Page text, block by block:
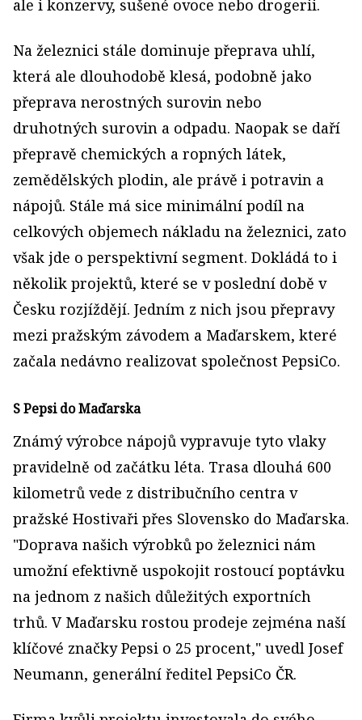
ale i konzervy, sušené ovoce nebo drogerii.
Na železnici stále dominuje přeprava uhlí,
která ale dlouhodobě klesá, podobně jako
přeprava nerostných surovin nebo
druhotných surovin a odpadu. Naopak se daří
přepravě chemických a ropných látek,
zemědělských plodin, ale právě i potravin a
nápojů. Stále má sice minimální podíl na
celkových objemech nákladu na železnici, zato
však jde o perspektivní segment. Dokládá to i
několik projektů, které se v poslední době v
Česku rozjíždějí. Jedním z nich jsou přepravy
mezi pražským závodem a Maďarskem, které
začala nedávno realizovat společnost PepsiCo.
S Pepsi do Maďarska
Známý výrobce nápojů vypravuje tyto vlaky
pravidelně od začátku léta. Trasa dlouhá 600
kilometrů vede z distribučního centra v
pražské Hostivaři přes Slovensko do Maďarska.
"Doprava našich výrobků po železnici nám
umožní efektivně uspokojit rostoucí poptávku
na jednom z našich důležitých exportních
trhů. V Maďarsku rostou prodeje zejména naší
klíčové značky Pepsi o 25 procent," uvedl Josef
Neumann, generální ředitel PepsiCo ČR.